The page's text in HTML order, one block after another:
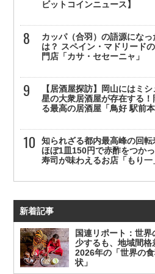
ビットコインニュース】
カッパ（合羽）の語源になっ
は？ スペイン・マドリード
門店「カサ・セセーニャ」
【居酒屋探訪】岡山にはミ
星の大衆居酒屋が存在する
る最高の居酒屋「鳥好 駅前本
知られざる都内最高峰の回
ほぼ1皿150円で赤酢をつか
寿司が味わえるお店「もり一
新着記事
国連リポート：世
少するも、地域間
2026年の「世界の
状」